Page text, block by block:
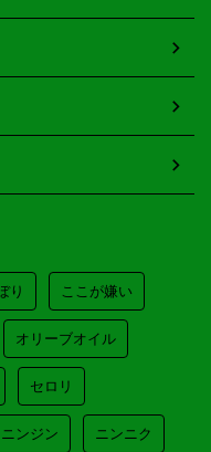
り ここが嫌い
オリーブオイル
セロリ
ニンジン ニンニク